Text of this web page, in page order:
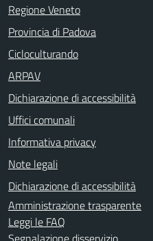
Regione Veneto
Provincia di Padova
Cicloculturando
ARPAV
Dichiarazione di accessibilità
Uffici comunali
Informativa privacy
Note legali
Dichiarazione di accessibilità
Amministrazione trasparente
Leggi le FAQ